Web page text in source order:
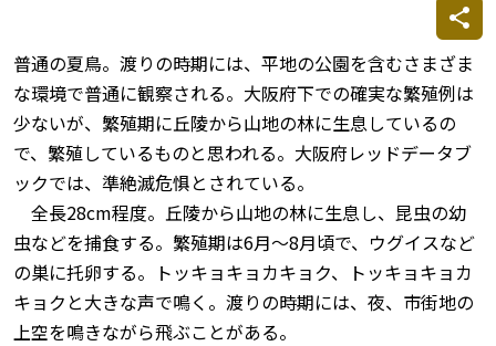
普通の夏鳥。渡りの時期には、平地の公園を含むさまざま
な環境で普通に観察される。大阪府下での確実な繁殖例は
少ないが、繁殖期に丘陵から山地の林に生息しているの
で、繁殖しているものと思われる。大阪府レッドデータブ
ックでは、準絶滅危惧とされている。
全長28cm程度。丘陵から山地の林に生息し、昆虫の幼
虫などを捕食する。繁殖期は6月～8月頃で、ウグイスなど
の巣に托卵する。トッキョキョカキョク、トッキョキョカ
キョクと大きな声で鳴く。渡りの時期には、夜、市街地の
上空を鳴きながら飛ぶことがある。